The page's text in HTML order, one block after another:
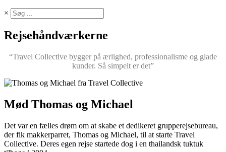
×
Rejsehåndværkerne
“Travel Collective bygger på ærlighed, professionalisme og glade
kunder. Så simpelt er det”
Mød Thomas og Michael
Det var en fælles drøm om at skabe et dedikeret grupperejsebureau,
der fik makkerparret, Thomas og Michael, til at starte Travel
Collective. Deres egen rejse startede dog i en thailandsk tuktuk